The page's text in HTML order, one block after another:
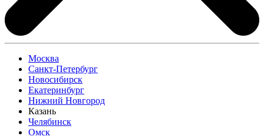
Москва
Санкт-Петербург
Новосибирск
Екатеринбург
Нижний Новгород
Казань
Челябинск
Омск